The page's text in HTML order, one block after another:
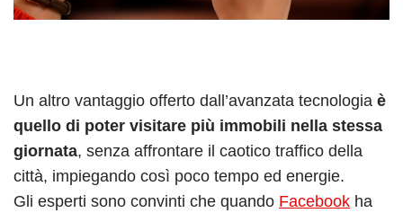
Un altro vantaggio offerto dall’avanzata tecnologia è
quello di poter visitare più immobili nella stessa
giornata, senza affrontare il caotico traffico della
città, impiegando così poco tempo ed energie.
Gli esperti sono convinti che quando Facebook ha